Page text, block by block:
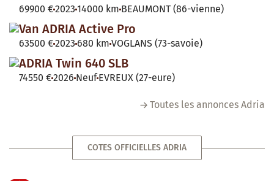
69900 €2023 14000 km BEAUMONT (86-vienne)
Van ADRIA Active Pro
63500 €2023 680 km VOGLANS (73-savoie)
ADRIA Twin 640 SLB
74550 €2026 Neuf EVREUX (27-eure)
Toutes les annonces Adria
COTES OFFICIELLES ADRIA